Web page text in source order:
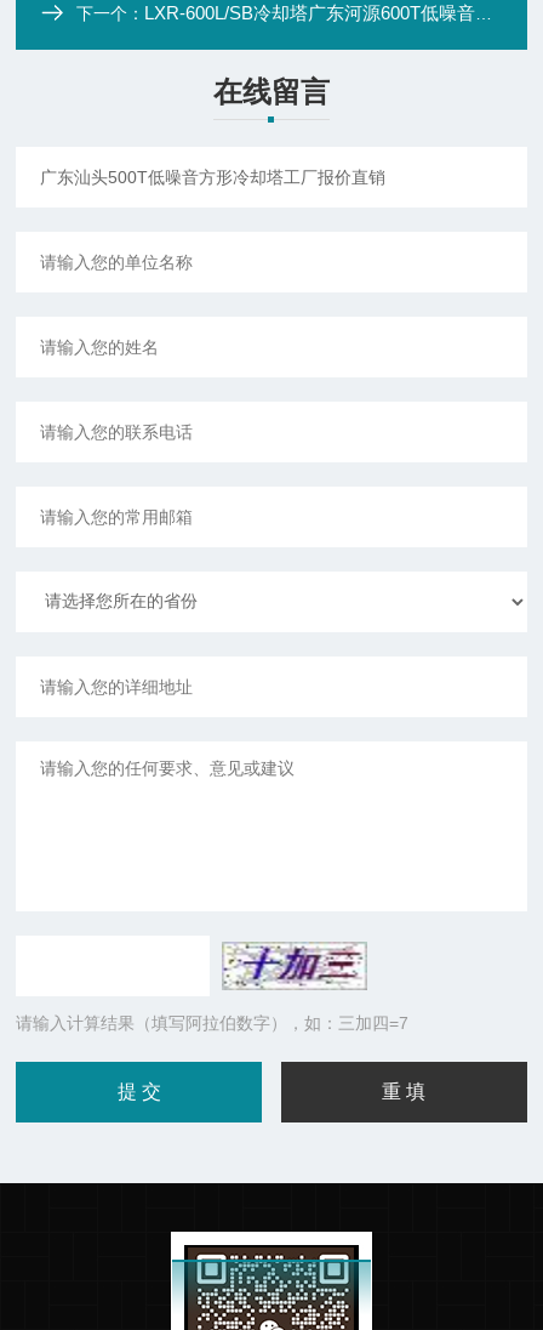
下一个： LXR-600L/SB冷却塔广东河源600T低噪音方形冷却塔保修两年
在线留言
请输入计算结果（填写阿拉伯数字），如：三加四=7